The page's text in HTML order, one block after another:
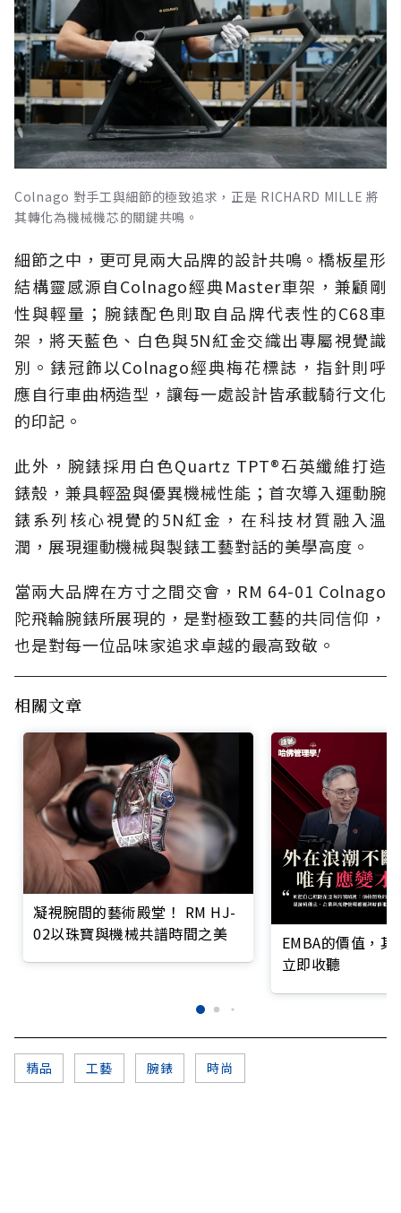
Colnago 對手工與細節的極致追求，正是 RICHARD MILLE 將
其轉化為機械機芯的關鍵共鳴。
細節之中，更可見兩大品牌的設計共鳴。橋板星形
結構靈感源自Colnago經典Master車架，兼顧剛
性與輕量；腕錶配色則取自品牌代表性的C68車
架，將天藍色、白色與5N紅金交織出專屬視覺識
別。錶冠飾以Colnago經典梅花標誌，指針則呼
應自行車曲柄造型，讓每一處設計皆承載騎行文化
的印記。
此外，腕錶採用白色Quartz TPT®石英纖維打造
錶殼，兼具輕盈與優異機械性能；首次導入運動腕
錶系列核心視覺的5N紅金，在科技材質融入溫
潤，展現運動機械與製錶工藝對話的美學高度。
當兩大品牌在方寸之間交會，RM 64-01 Colnago
陀飛輪腕錶所展現的，是對極致工藝的共同信仰，
也是對每一位品味家追求卓越的最高致敬。
相關文章
凝視腕間的藝術殿堂！ RM HJ-
02以珠寶與機械共譜時間之美
EMBA的價值，
立即收聽
精品 工藝 腕錶 時尚